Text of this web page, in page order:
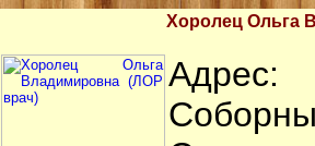
Хоролец Ольга